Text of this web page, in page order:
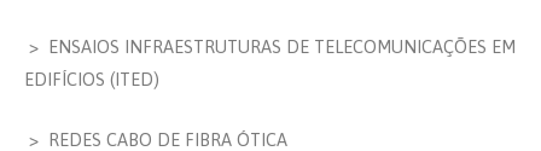
> ENSAIOS INFRAESTRUTURAS DE TELECOMUNICAÇÕES EM
EDIFÍCIOS (ITED)
> REDES CABO DE FIBRA ÓTICA